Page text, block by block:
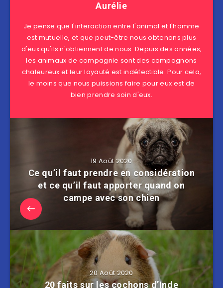
Aurélie
Je pense que l'interaction entre l'animal et l'homme
est mutuelle, et que peut-être nous obtenons plus
d'eux qu'ils n'obtiennent de nous. Depuis des années,
les animaux de compagnie sont des compagnons
chaleureux et leur loyauté est indéfectible. Pour cela,
le moins que nous puissions faire pour eux est de
bien prendre soin d'eux.
19 Août 2020
Ce qu’il faut prendre en considération
et ce qu’il faut apporter quand on
campe avec son chien
20 Août 2020
20 faits sur les cochons d’Inde